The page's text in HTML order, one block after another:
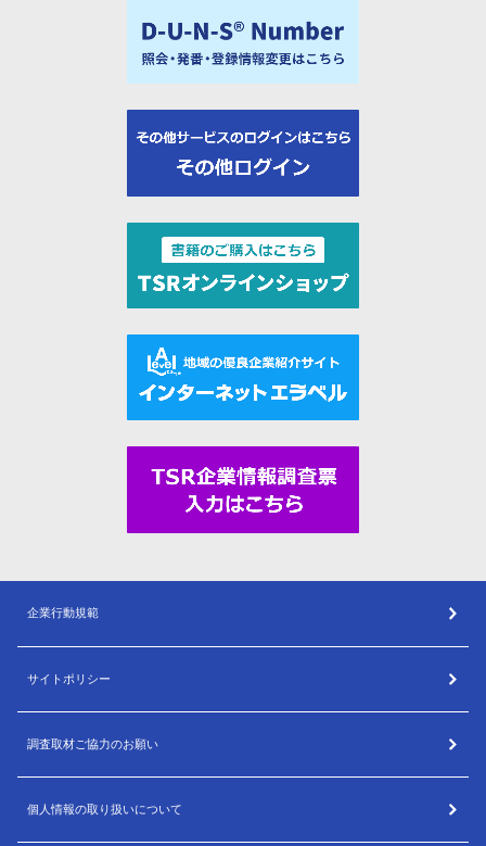
企業行動規範
サイトポリシー
調査取材ご協力のお願い
個人情報の取り扱いについて